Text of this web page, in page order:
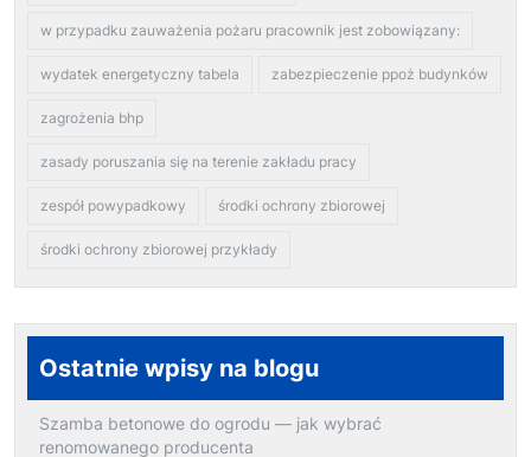
w przypadku zauważenia pożaru pracownik jest zobowiązany:
wydatek energetyczny tabela zabezpieczenie ppoż budynków
zagrożenia bhp
zasady poruszania się na terenie zakładu pracy
zespół powypadkowy środki ochrony zbiorowej
środki ochrony zbiorowej przykłady
Ostatnie wpisy na blogu
Szamba betonowe do ogrodu — jak wybrać
renomowanego producenta